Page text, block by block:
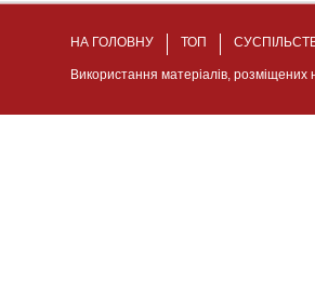
НА ГОЛОВНУ ТОП
Використання матеріалів,